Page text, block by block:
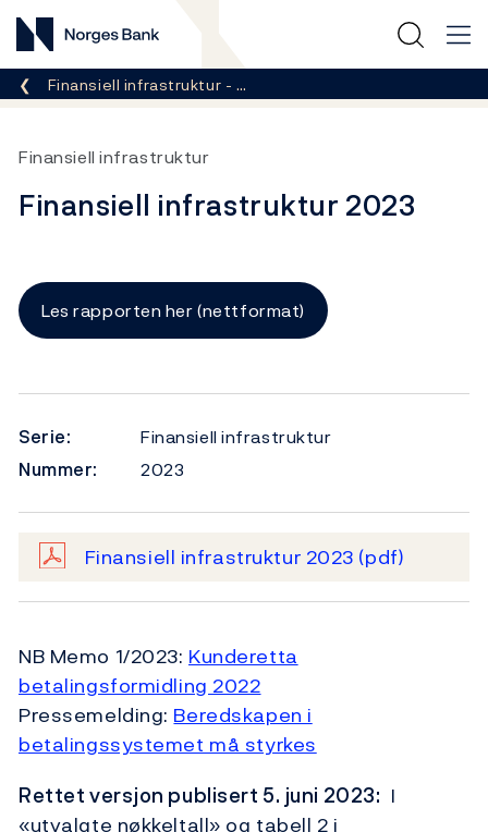
Norges Bank
Her er du nå:
Finansiell infrastruktur - …
Finansiell infrastruktur
Finansiell infrastruktur 2023
Les rapporten her (nettformat)
Serie:
Finansiell infrastruktur
Nummer:
2023
Finansiell infrastruktur 2023 (pdf)
NB Memo 1/2023: Kunderetta
betalingsformidling 2022
Pressemelding: Beredskapen i
betalingssystemet må styrkes
Rettet versjon publisert 5. juni 2023: I
«utvalgte nøkkeltall» og tabell 2 i